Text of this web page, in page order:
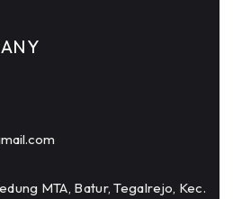
MTA, Batur, Tegalrejo, Kec.